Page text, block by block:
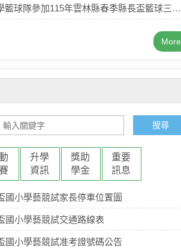
參加115年雲林縣春季縣長盃籃球三對三 比賽，榮獲冠軍及季軍！
More
搜尋
升學
資訊
獎助
學金
重要
訊息
國小學藝競試家長停車位置圖
國小學藝競試交通路線表
國小學藝競試准考證號碼公告